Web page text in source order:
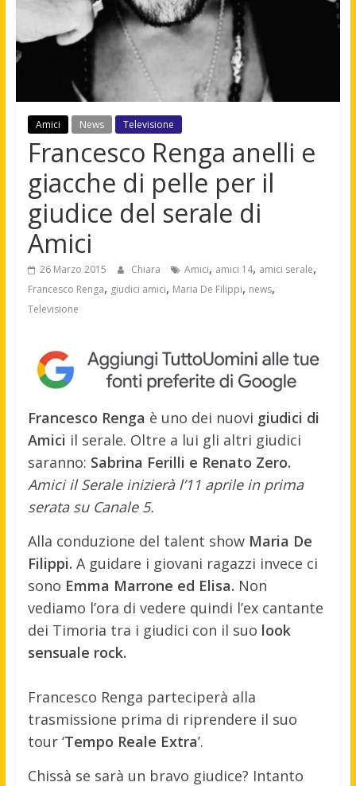
Amici News Televisione
Francesco Renga anelli e
giacche di pelle per il
giudice del serale di
Amici
26 Marzo 2015 Chiara Amici, amici 14, amici serale,
Francesco Renga, giudici amici, Maria De Filippi, news,
Televisione
Francesco Renga è uno dei nuovi giudici di
Amici il serale. Oltre a lui gli altri giudici
saranno: Sabrina Ferilli e Renato Zero.
Amici il Serale inizierà l’11 aprile in prima
serata su Canale 5.
Alla conduzione del talent show Maria De
Filippi. A guidare i giovani ragazzi invece ci
sono Emma Marrone ed Elisa. Non
vediamo l’ora di vedere quindi l’ex cantante
dei Timoria tra i giudici con il suo look
sensuale rock.
Francesco Renga parteciperà alla
trasmissione prima di riprendere il suo
tour ‘Tempo Reale Extra’.
Chissà se sarà un bravo giudice? Intanto